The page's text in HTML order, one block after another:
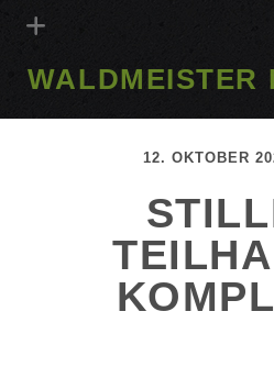
WALDMEISTER
12. OKTOBER